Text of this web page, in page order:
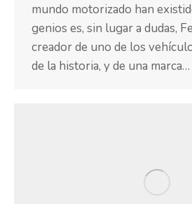
mundo motorizado han
genios es, sin lugar a dudas,
creador de uno de los
de la historia, y de una marca…